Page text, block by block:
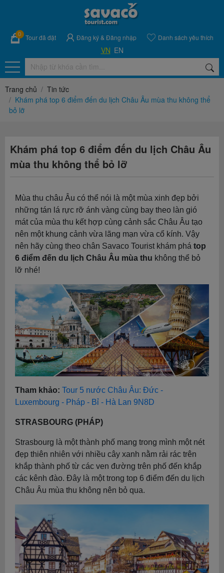
0 Tour đã đặt Đăng ký& Đăng nhập Danh sách yêu thích
VN EN
Trang chủ
Tin tức
Khám phá top 6 điểm đến du lịch Châu Âu mùa thu không thể
bỏ lỡ
Khám phá top 6 điểm đến du lịch Châu Âu
mùa thu không thể bỏ lỡ
Mùa thu châu Âu có thể nói là một mùa xinh đẹp bởi
những tán lá rực rỡ ánh vàng cùng bay theo làn gió
mát của mùa thu kết hợp cùng cảnh sắc Châu Âu tạo
nên một khung cảnh vừa lãng mạn vừa cổ kính. Vậy
nên hãy cùng theo chân Savaco Tourist khám phá top
6 điểm đến du lịch Châu Âu mùa thu không thể bỏ
lỡ nhé!
Tham khảo: Tour 5 nước Châu Âu: Đức -
Luxembourg - Pháp - Bỉ - Hà Lan 9N8D
STRASBOURG (PHÁP)
Strasbourg là một thành phố mang trong mình một nét
đẹp thiên nhiên với nhiều cây xanh nằm rải rác trên
khắp thành phố từ các ven đường trên phố đến khắp
các kênh đào. Đây là một trong top 6 điểm đến du lịch
Châu Âu mùa thu không nên bỏ qua.